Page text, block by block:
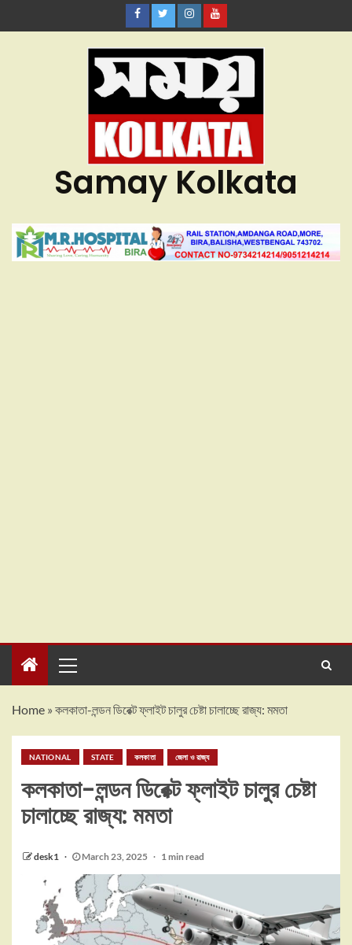
Samay Kolkata
Home » কলকাতা-লন্ডন ডিরেক্ট ফ্লাইট চালুর চেষ্টা চালাচ্ছে রাজ্য: মমতা
NATIONAL STATE কলকাতা জেলা ও রাজ্য
কলকাতা-লন্ডন ডিরেক্ট ফ্লাইট চালুর চেষ্টা
চালাচ্ছে রাজ্য: মমতা
desk1 March 23, 2025 1 min read